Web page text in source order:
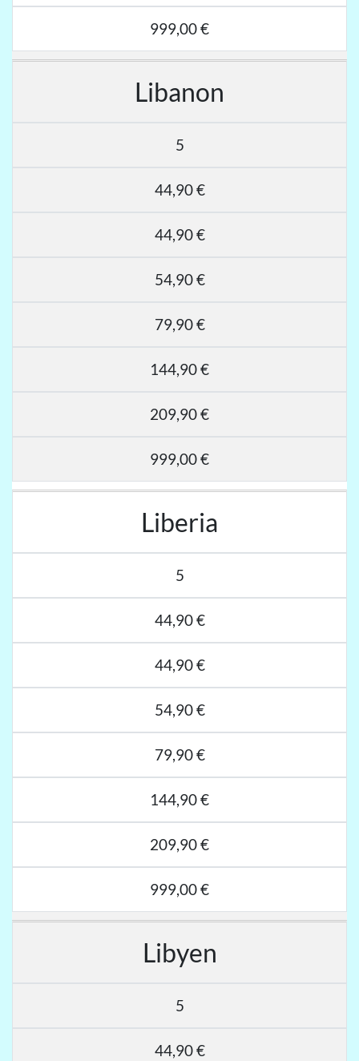
999,00 €
Libanon
5
44,90 €
44,90 €
54,90 €
79,90 €
144,90 €
209,90 €
999,00 €
Liberia
5
44,90 €
44,90 €
54,90 €
79,90 €
144,90 €
209,90 €
999,00 €
Libyen
5
44,90 €